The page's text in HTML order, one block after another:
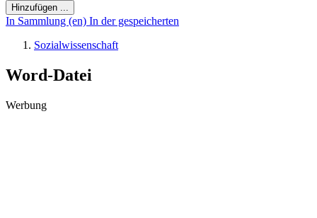
Hinzufügen ...
In Sammlung (en) In der gespeicherten
Sozialwissenschaft
Word-Datei
Werbung